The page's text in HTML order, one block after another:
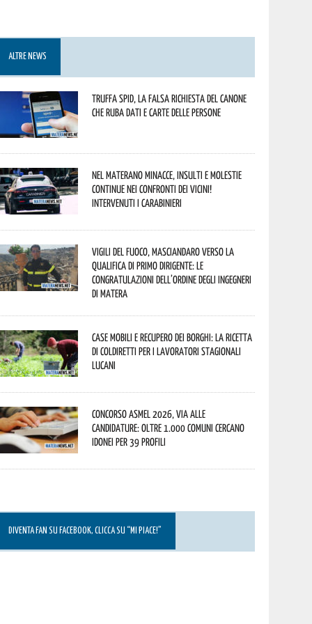
ALTRE NEWS
Truffa Spid, la falsa richiesta del canone
che ruba dati e carte delle persone
Nel materano minacce, insulti e molestie
continue nei confronti dei vicini!
Intervenuti i Carabinieri
Vigili del Fuoco, Masciandaro verso la
qualifica di Primo Dirigente: le
congratulazioni dell’Ordine degli Ingegneri
di Matera
Case mobili e recupero dei borghi: la ricetta
di Coldiretti per i lavoratori stagionali
lucani
Concorso Asmel 2026, via alle
candidature: oltre 1.000 Comuni cercano
idonei per 39 profili
DIVENTA FAN SU FACEBOOK, CLICCA SU “MI PIACE!”